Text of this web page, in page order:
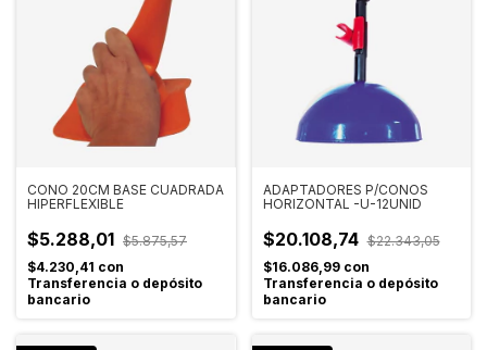
CONO 20CM BASE CUADRADA
HIPERFLEXIBLE
$5.288,01 $5.875,57
$4.230,41 con
Transferencia o depósito
bancario
ADAPTADORES P/CONOS
HORIZONTAL -U-12UNID
$20.108,74 $22.343,05
$16.086,99 con
Transferencia o depósito
bancario